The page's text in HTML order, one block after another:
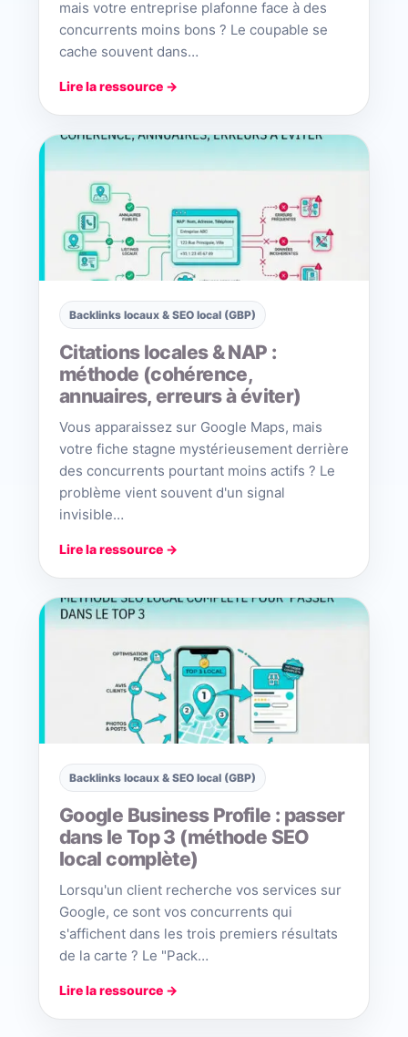
mais votre entreprise plafonne face à des
concurrents moins bons ? Le coupable se
cache souvent dans…
Lire la ressource →
Backlinks locaux & SEO local (GBP)
Citations locales & NAP :
méthode (cohérence,
annuaires, erreurs à éviter)
Vous apparaissez sur Google Maps, mais
votre fiche stagne mystérieusement derrière
des concurrents pourtant moins actifs ? Le
problème vient souvent d'un signal
invisible…
Lire la ressource →
Backlinks locaux & SEO local (GBP)
Google Business Profile : passer
dans le Top 3 (méthode SEO
local complète)
Lorsqu'un client recherche vos services sur
Google, ce sont vos concurrents qui
s'affichent dans les trois premiers résultats
de la carte ? Le "Pack…
Lire la ressource →